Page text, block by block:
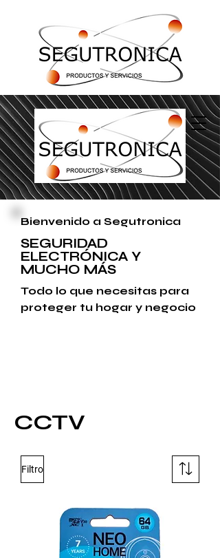
Bienvenido a Segutronica
SEGURIDAD
ELECTRÓNICA Y
MUCHO MÁS
Todo lo que necesitas para
proteger tu hogar y negocio
CCTV
Filtro